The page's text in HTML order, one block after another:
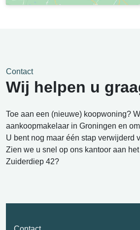
Contact
Wij helpen u
Toe aan een (nieuwe) koopwoning?
aankoopmakelaar in Groningen en
U bent nog maar één stap verwijderd
Zien we u snel op ons kantoor aan
Zuiderdiep 42?